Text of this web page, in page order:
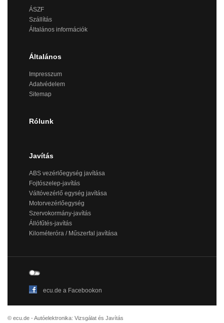
ÁSZF
Szállítás
Általános információk
Általános
Impresszum
Adatvédelem
Sitemap
Rólunk
Javítás
ABS vezérlőegység javítása
Fojtószelep-javítás
Váltóvezérlő egység javítása
Motorvezérlőegység
Szervokormány-javítás
Állófűtés-javítás
Kilométeróra / Műszerfal javítása
ecu.de a Facebookon
© ecu.de - Autóelektronika: Vizsgálat és Javítás